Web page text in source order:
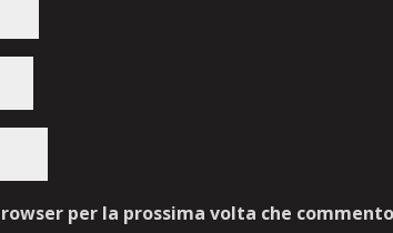
per la prossima volta che